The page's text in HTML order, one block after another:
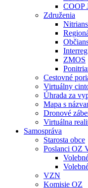
COOP
Združenia
Interreg
ZMOS
Cestovné
Virtuálny
Úhrada za
Mapa s
Dronové
Virtuálna
Samospráva
Starosta obce
Poslanci OZ
VZN
Komisie OZ